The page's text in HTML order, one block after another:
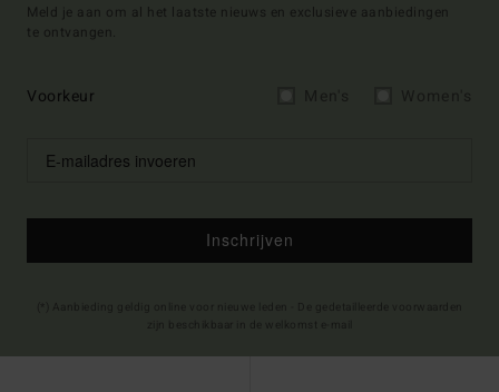
Meld je aan om al het laatste nieuws en exclusieve aanbiedingen
te ontvangen.
Voorkeur
Inschrijven